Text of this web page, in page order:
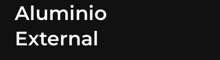
Aluminio
External